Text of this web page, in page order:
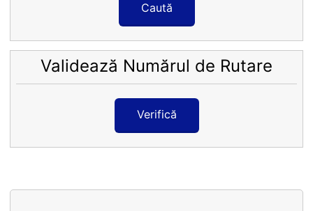
Caută
Validează Numărul de Rutare
Verifică